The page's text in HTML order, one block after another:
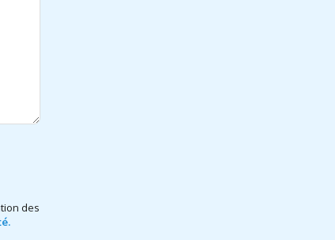
des